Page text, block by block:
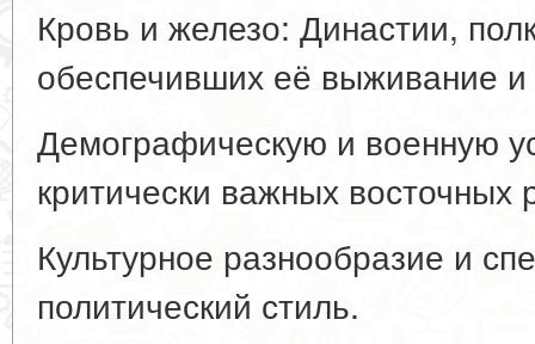
Кровь и железо: Династии,
обеспечивших её выживание и
Демографическую и военную
критически важных восточных
Культурное разнообразие и
политический стиль.